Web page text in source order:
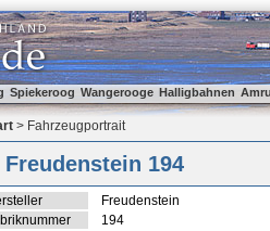
Spiekeroog Wangerooge Halligbahnen
> Fahrzeugportrait
Freudenstein 194
Freudenstein
194